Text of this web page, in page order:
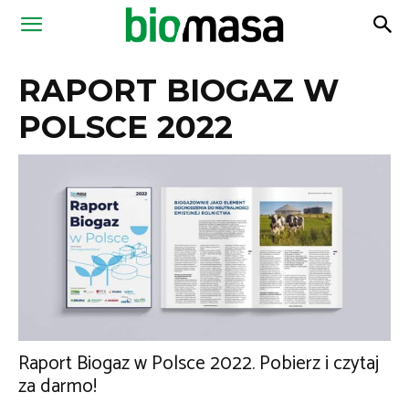
Magazyn
RAPORT BIOGAZ W
POLSCE 2022
Raport Biogaz w Polsce 2022. Pobierz i czytaj
za darmo!